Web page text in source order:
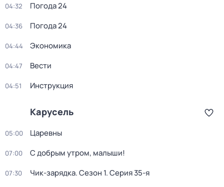
04:32 Погода 24
04:36 Погода 24
04:44 Экономика
04:47 Вести
04:51 Инструкция
Карусель
05:00 Царевны
07:00 С добрым утром, малыши!
07:30 Чик-зарядка. Сезон 1. Серия 35-я